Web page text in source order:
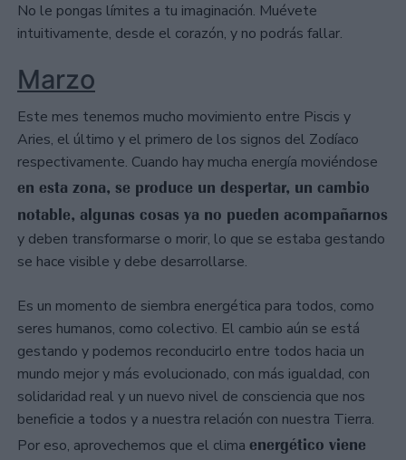
No le pongas límites a tu imaginación. Muévete
intuitivamente, desde el corazón, y no podrás fallar.
Marzo
Este mes tenemos mucho movimiento entre Piscis y
Aries, el último y el primero de los signos del Zodíaco
respectivamente. Cuando hay mucha energía moviéndose
en esta zona, se produce un despertar, un cambio
notable, algunas cosas ya no pueden acompañarnos
y deben transformarse o morir, lo que se estaba gestando
se hace visible y debe desarrollarse.
Es un momento de siembra energética para todos, como
seres humanos, como colectivo. El cambio aún se está
gestando y podemos reconducirlo entre todos hacia un
mundo mejor y más evolucionado, con más igualdad, con
solidaridad real y un nuevo nivel de consciencia que nos
beneficie a todos y a nuestra relación con nuestra Tierra.
Por eso, aprovechemos que el clima energético viene